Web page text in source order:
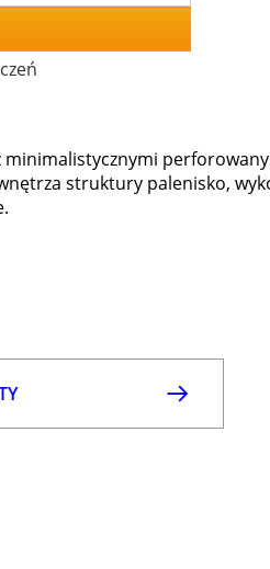
minimalistycznymi
struktury palenisko,